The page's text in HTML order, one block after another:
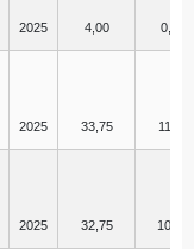
2025 4,00 0,50
2025 33,75 11,75
2025 32,75 10,50